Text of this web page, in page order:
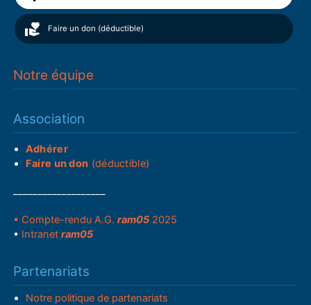
Faire un don (déductible)
Notre équipe
Association
Adhérer
Faire un don (déductible)
• Compte-rendu A.G.ram05 2025
• Intranetram05
Partenariats
Notre politique de partenariats